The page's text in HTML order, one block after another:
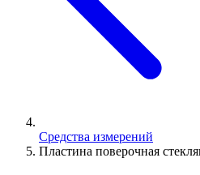
Средства измерений
Пластина поверочная